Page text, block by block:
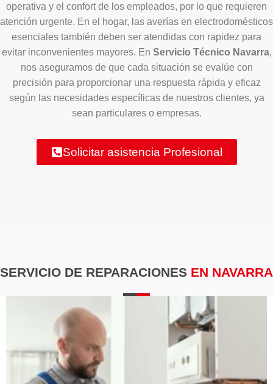
operativa y el confort de los empleados, por lo que requieren
atención urgente. En el hogar, las averías en electrodomésticos
esenciales también deben ser atendidas con rapidez para
evitar inconvenientes mayores. En Servicio Técnico Navarra,
nos aseguramos de que cada situación se evalúe con
precisión para proporcionar una respuesta rápida y eficaz
según las necesidades específicas de nuestros clientes, ya
sean particulares o empresas.
Solicitar asistencia Profesional
SERVICIO DE REPARACIONES EN NAVARRA